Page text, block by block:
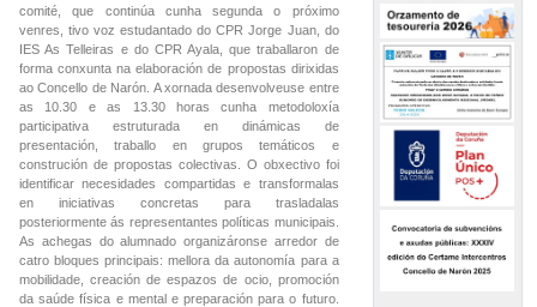
comité, que continúa cunha segunda o próximo
venres, tivo voz estudantado do CPR Jorge Juan, do
IES As Telleiras e do CPR Ayala, que traballaron de
forma conxunta na elaboración de propostas dirixidas
ao Concello de Narón. A xornada desenvolveuse entre
as 10.30 e as 13.30 horas cunha metodoloxía
participativa estruturada en dinámicas de
presentación, traballo en grupos temáticos e
construción de propostas colectivas. O obxectivo foi
identificar necesidades compartidas e transformalas
en iniciativas concretas para trasladalas
posteriormente ás representantes políticas municipais.
As achegas do alumnado organizáronse arredor de
catro bloques principais: mellora da autonomía para a
mobilidade, creación de espazos de ocio, promoción
da saúde física e mental e preparación para o futuro.